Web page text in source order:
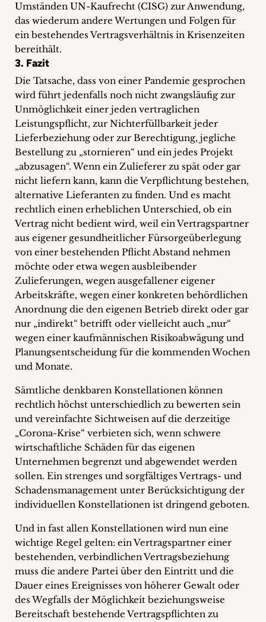
Umständen UN-Kaufrecht (CISG) zur Anwendung,
das wiederum andere Wertungen und Folgen für
ein bestehendes Vertragsverhältnis in Krisenzeiten
bereithält.
3. Fazit
Die Tatsache, dass von einer Pandemie gesprochen
wird führt jedenfalls noch nicht zwangsläufig zur
Unmöglichkeit einer jeden vertraglichen
Leistungspflicht, zur Nichterfüllbarkeit jeder
Lieferbeziehung oder zur Berechtigung, jegliche
Bestellung zu „stornieren“ und ein jedes Projekt
„abzusagen“. Wenn ein Zulieferer zu spät oder gar
nicht liefern kann, kann die Verpflichtung bestehen,
alternative Lieferanten zu finden. Und es macht
rechtlich einen erheblichen Unterschied, ob ein
Vertrag nicht bedient wird, weil ein Vertragspartner
aus eigener gesundheitlicher Fürsorgeüberlegung
von einer bestehenden Pflicht Abstand nehmen
möchte oder etwa wegen ausbleibender
Zulieferungen, wegen ausgefallener eigener
Arbeitskräfte, wegen einer konkreten behördlichen
Anordnung die den eigenen Betrieb direkt oder gar
nur „indirekt“ betrifft oder vielleicht auch „nur“
wegen einer kaufmännischen Risikoabwägung und
Planungsentscheidung für die kommenden Wochen
und Monate.
Sämtliche denkbaren Konstellationen können
rechtlich höchst unterschiedlich zu bewerten sein
und vereinfachte Sichtweisen auf die derzeitige
„Corona-Krise“ verbieten sich, wenn schwere
wirtschaftliche Schäden für das eigenen
Unternehmen begrenzt und abgewendet werden
sollen. Ein strenges und sorgfältiges Vertrags- und
Schadensmanagement unter Berücksichtigung der
individuellen Konstellationen ist dringend geboten.
Und in fast allen Konstellationen wird nun eine
wichtige Regel gelten: ein Vertragspartner einer
bestehenden, verbindlichen Vertragsbeziehung
muss die andere Partei über den Eintritt und die
Dauer eines Ereignisses von höherer Gewalt oder
des Wegfalls der Möglichkeit beziehungsweise
Bereitschaft bestehende Vertragspflichten zu